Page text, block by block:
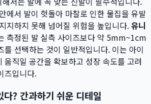
에서 발이 헛돌아 마찰로 인한 물집을 유발
지하지 못해 넘어질 위험을 높입니다.유니
측정된 발 실측 사이즈보다 약 5mm~1cm
를 선택하는 것이 일반적입니다. 이는 아이
움직일 공간을 확보하고 성장 속도를 고려
즈입니다.
? 간과하기 쉬운 디테일